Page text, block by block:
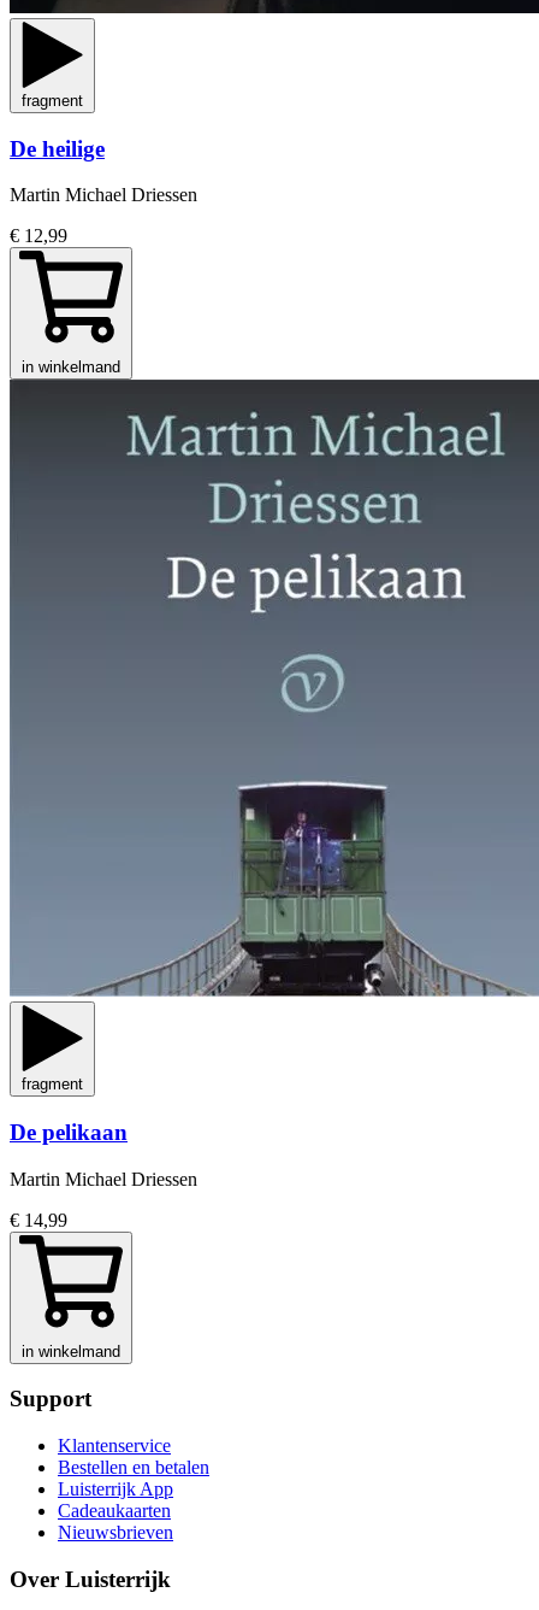
fragment
De heilige
Martin Michael Driessen
€ 12,99
in winkelmand
fragment
De pelikaan
Martin Michael Driessen
€ 14,99
in winkelmand
Support
Klantenservice
Bestellen en betalen
Luisterrijk App
Cadeaukaarten
Nieuwsbrieven
Over Luisterrijk